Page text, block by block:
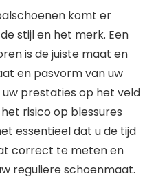
komt er
stijl en het merk. Een
is de juiste maat en
en pasvorm van uw
prestaties op het veld
risico op blessures
essentieel dat u de tijd
correct te meten en
reguliere schoenmaat.